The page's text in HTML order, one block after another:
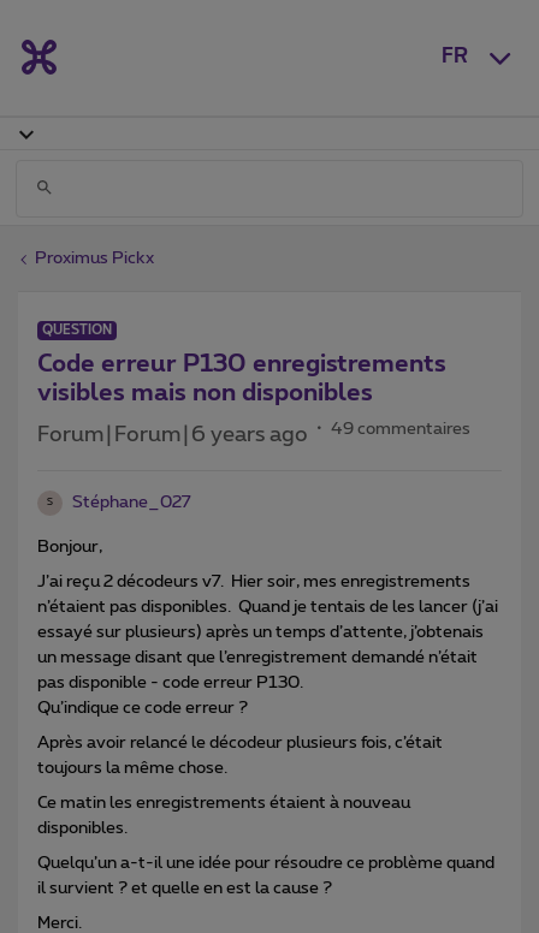
FR
Proximus Pickx
QUESTION
Code erreur P130 enregistrements
visibles mais non disponibles
Forum|Forum|6 years ago 49 commentaires
S Stéphane_027
Bonjour,
J’ai reçu 2 décodeurs v7. Hier soir, mes enregistrements
n’étaient pas disponibles. Quand je tentais de les lancer (j’ai
essayé sur plusieurs) après un temps d’attente, j’obtenais
un message disant que l’enregistrement demandé n’était
pas disponible - code erreur P130.
Qu’indique ce code erreur ?
Après avoir relancé le décodeur plusieurs fois, c’était
toujours la même chose.
Ce matin les enregistrements étaient à nouveau
disponibles.
Quelqu’un a-t-il une idée pour résoudre ce problème quand
il survient ? et quelle en est la cause ?
Merci.